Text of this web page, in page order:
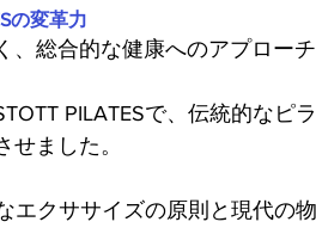
の変革力
総合的な健康へのアプローチ
PILATESで、伝統的なピ
ました。
エクササイズの原則と現代の